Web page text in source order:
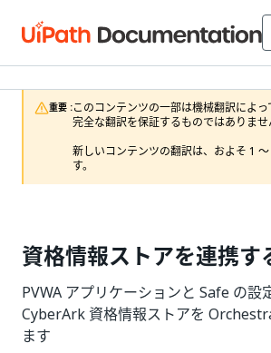
重要 :このコンテンツの一部は機械翻訳によっ
完全な翻訳を保証するものではありませ
新しいコンテンツの翻訳は、およそ 1
す。
資格情報ストアを連携す
PVWA アプリケーションと Safe の設
CyberArk 資格情報ストアを
ます